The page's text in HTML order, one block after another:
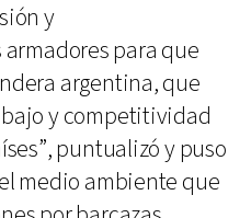
y
para que
argentina, que
y competitividad
puntualizó y puso
medio ambiente que